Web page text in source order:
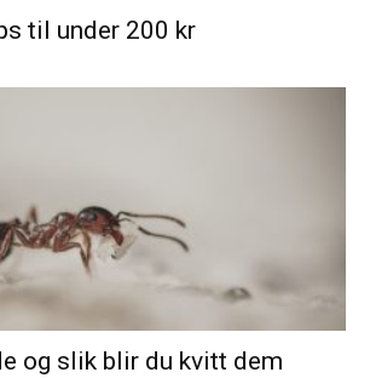
til under 200 kr
og slik blir du kvitt dem